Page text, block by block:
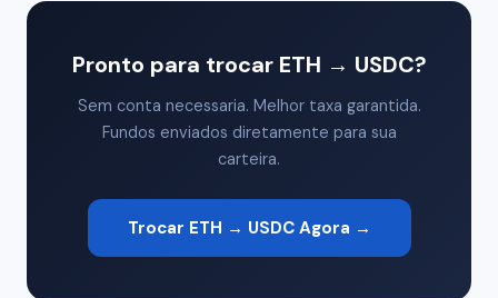
Pronto para trocar ETH → USDC?
Sem conta necessaria. Melhor taxa garantida.
Fundos enviados diretamente para sua
carteira.
Trocar ETH → USDC Agora →